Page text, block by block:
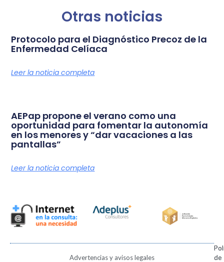
Otras noticias
Protocolo para el Diagnóstico Precoz de la
Enfermedad Celíaca
Leer la noticia completa
AEPap propone el verano como una
oportunidad para fomentar la autonomía
en los menores y “dar vacaciones a las
pantallas”
Leer la noticia completa
Advertencias y avisos legales
de
de